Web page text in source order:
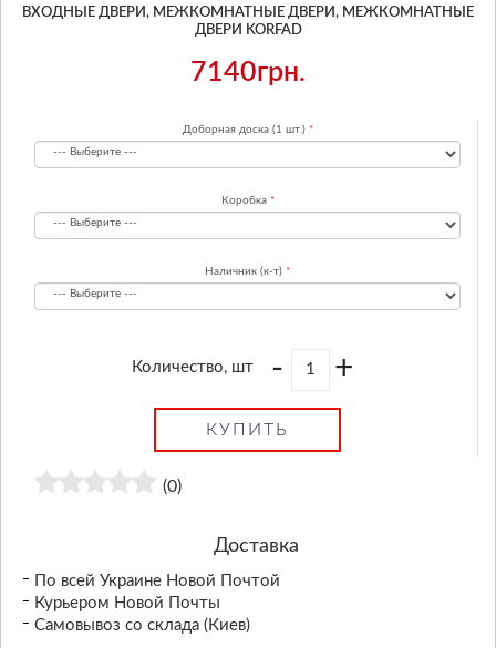
ВХОДНЫЕ ДВЕРИ, МЕЖКОМНАТНЫЕ ДВЕРИ, МЕЖКОМНАТНЫЕ
ДВЕРИ KORFAD
7140грн.
Доборная доска (1 шт.)
Коробка
Наличник (к-т)
Количество, шт - +
КУПИТЬ
(0)
Доставка
По всей Украине Новой Почтой
Курьером Новой Почты
Самовывоз со склада (Киев)